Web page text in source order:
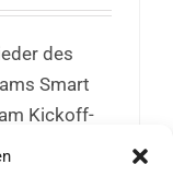
des
Smart
Kickoff-
ist eine